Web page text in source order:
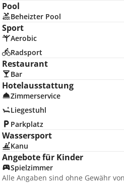
Pool
Beheizter Pool
Sport
Aerobic
Radsport
Restaurant
Bar
Hotelausstattung
Zimmerservice
Liegestuhl
Parkplatz
Wassersport
Kanu
Angebote für Kinder
Spielzimmer
Alle Angaben sind ohne Gewähr